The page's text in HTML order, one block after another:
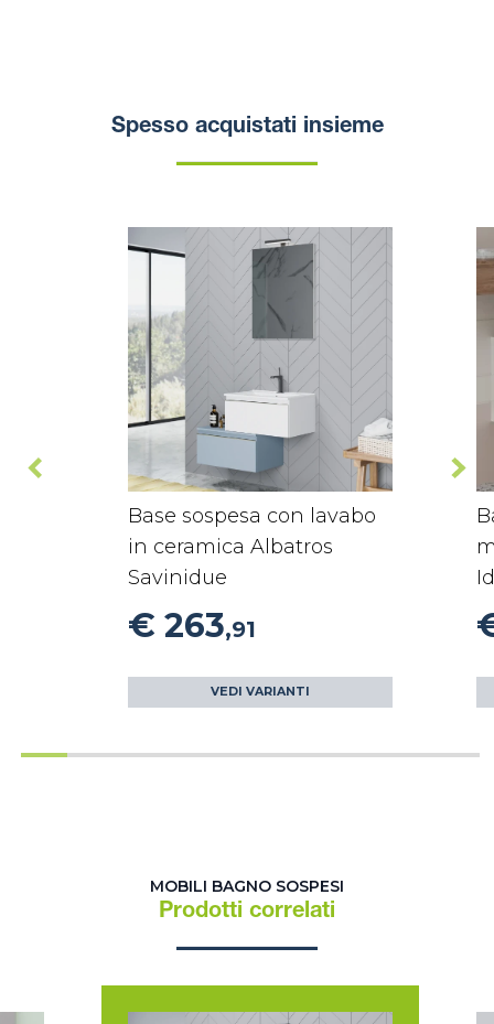
Spesso acquistati insieme
Base sospesa con lavabo
in ceramica Albatros
Savinidue
€ 263,91
VEDI VARIANTI
MOBILI BAGNO SOSPESI
Prodotti correlati